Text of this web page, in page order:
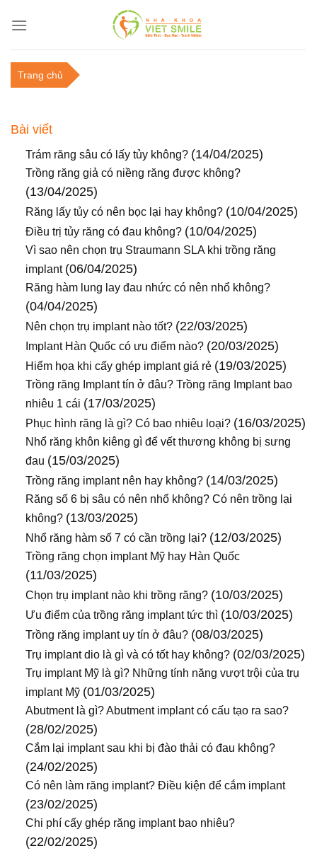
Trang chủ
Bài viết
Trám răng sâu có lấy tủy không? (14/04/2025)
Trồng răng giả có niềng răng được không?
(13/04/2025)
Răng lấy tủy có nên bọc lại hay không? (10/04/2025)
Điều trị tủy răng có đau không? (10/04/2025)
Vì sao nên chọn trụ Straumann SLA khi trồng răng
implant (06/04/2025)
Răng hàm lung lay đau nhức có nên nhổ không?
(04/04/2025)
Nên chọn trụ implant nào tốt? (22/03/2025)
Implant Hàn Quốc có ưu điểm nào? (20/03/2025)
Hiểm họa khi cấy ghép implant giá rẻ (19/03/2025)
Trồng răng Implant tín ở đâu? Trồng răng Implant bao
nhiêu 1 cái (17/03/2025)
Phục hình răng là gì? Có bao nhiêu loại? (16/03/2025)
Nhổ răng khôn kiêng gì để vết thương không bị sưng
đau (15/03/2025)
Trồng răng implant nên hay không? (14/03/2025)
Răng số 6 bị sâu có nên nhổ không? Có nên trồng lại
không? (13/03/2025)
Nhổ răng hàm số 7 có cần trồng lại? (12/03/2025)
Trồng răng chọn implant Mỹ hay Hàn Quốc
(11/03/2025)
Chọn trụ implant nào khi trồng răng? (10/03/2025)
Ưu điểm của trồng răng implant tức thì (10/03/2025)
Trồng răng implant uy tín ở đâu? (08/03/2025)
Trụ implant dio là gì và có tốt hay không? (02/03/2025)
Trụ implant Mỹ là gì? Những tính năng vượt trội của trụ
implant Mỹ (01/03/2025)
Abutment là gì? Abutment implant có cấu tạo ra sao?
(28/02/2025)
Cắm lại implant sau khi bị đào thải có đau không?
(24/02/2025)
Có nên làm răng implant? Điều kiện để cắm implant
(23/02/2025)
Chi phí cấy ghép răng implant bao nhiêu?
(22/02/2025)